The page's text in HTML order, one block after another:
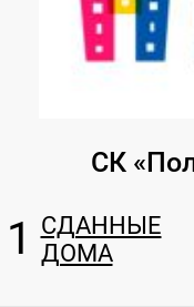
СК
1
СДАННЫЕ
ДОМА